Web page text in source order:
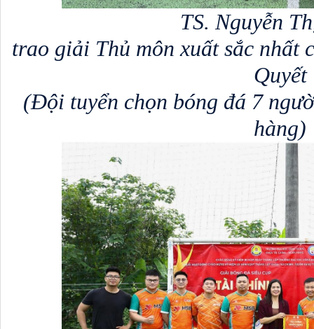
TS. Nguyễn
trao giải Thủ môn xuất sắc nhất
Quyết
(Đội tuyển chọn bóng đá 7
hàng)